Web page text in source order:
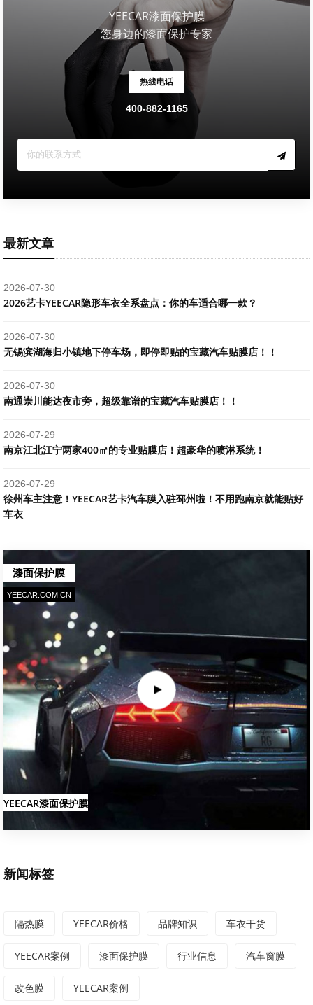
YEECAR漆面保护膜
您身边的漆面保护专家
热线电话
400-882-1165
最新文章
2026-07-30
2026艺卡YEECAR隐形车衣全系盘点：你的车适合哪一款？
2026-07-30
​无锡滨湖海归小镇地下停车场，即停即贴的宝藏汽车贴膜店！！
2026-07-30
南通崇川能达夜市旁，超级靠谱的宝藏汽车贴膜店！！
2026-07-29
南京江北江宁两家400㎡的专业贴膜店！超豪华的喷淋系统！
2026-07-29
​徐州车主注意！YEECAR艺卡汽车膜入驻邳州啦！不用跑南京就能贴好
车衣
漆面保护膜
YEECAR.COM.CN
YEECAR漆面保护膜
新闻标签
隔热膜 YEECAR价格 品牌知识 车衣干货
YEECAR案例 漆面保护膜 行业信息 汽车窗膜
改色膜 YEECAR案例